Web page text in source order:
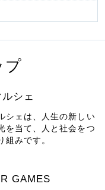
プ
シェ
シェは、人生の新しい
を当て、人と社会をつ
組みです。
GAMES